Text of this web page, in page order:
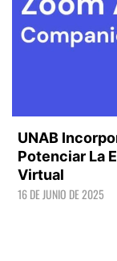
UNAB
Potenciar La
Virtual
16 DE JUNIO DE 2025